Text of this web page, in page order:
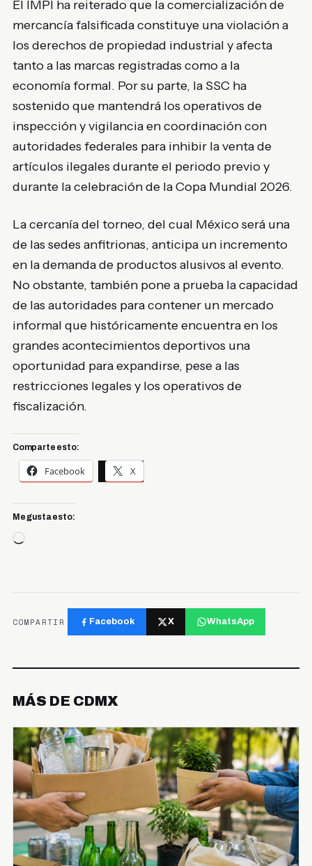
El IMPI ha reiterado que la comercialización de
mercancía falsificada constituye una violación a
los derechos de propiedad industrial y afecta
tanto a las marcas registradas como a la
economía formal. Por su parte, la SSC ha
sostenido que mantendrá los operativos de
inspección y vigilancia en coordinación con
autoridades federales para inhibir la venta de
artículos ilegales durante el periodo previo y
durante la celebración de la Copa Mundial 2026.
La cercanía del torneo, del cual México será una
de las sedes anfitrionas, anticipa un incremento
en la demanda de productos alusivos al evento.
No obstante, también pone a prueba la capacidad
de las autoridades para contener un mercado
informal que históricamente encuentra en los
grandes acontecimientos deportivos una
oportunidad para expandirse, pese a las
restricciones legales y los operativos de
fiscalización.
Comparte esto:
Facebook X
Me gusta esto:
Cargando...
COMPARTIR Facebook X WhatsApp
MÁS DE CDMX